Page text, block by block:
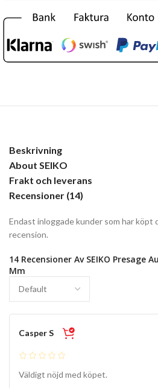
Beskrivning
About SEIKO
Frakt och leverans
Recensioner (14)
14 Recensioner Av SEIKO Presage
Mm
Casper S
Väldigt nöjd med köpet.
Endast inloggade kunder som har köpt
recension.